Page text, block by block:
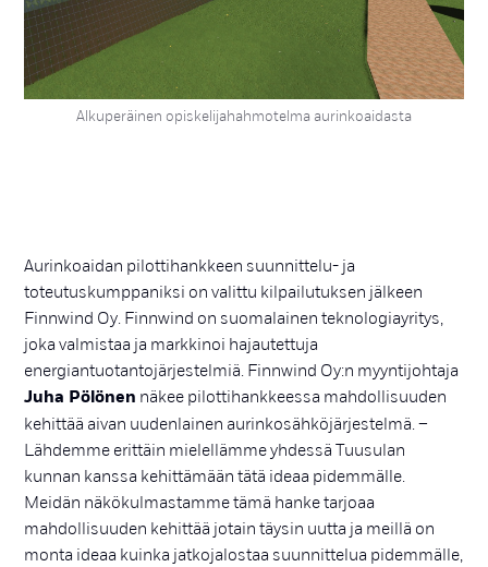
Alkuperäinen opiskelijahahmotelma aurinkoaidasta
Aurinkoaidan pilottihankkeen suunnittelu- ja
toteutuskumppaniksi on valittu kilpailutuksen jälkeen
Finnwind Oy. Finnwind on suomalainen teknologiayritys,
joka valmistaa ja markkinoi hajautettuja
energiantuotantojärjestelmiä. Finnwind Oy:n myyntijohtaja
Juha Pölönen näkee pilottihankkeessa mahdollisuuden
kehittää aivan uudenlainen aurinkosähköjärjestelmä. –
Lähdemme erittäin mielellämme yhdessä Tuusulan
kunnan kanssa kehittämään tätä ideaa pidemmälle.
Meidän näkökulmastamme tämä hanke tarjoaa
mahdollisuuden kehittää jotain täysin uutta ja meillä on
monta ideaa kuinka jatkojalostaa suunnittelua pidemmälle,